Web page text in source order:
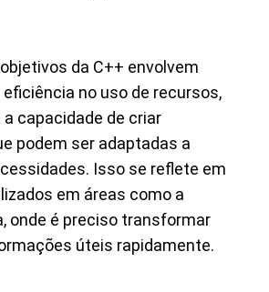
da C++ envolvem
eficiência no uso de recursos,
capacidade de criar
podem ser adaptadas a
Isso se reflete em
em áreas como a
onde é preciso transformar
úteis rapidamente.